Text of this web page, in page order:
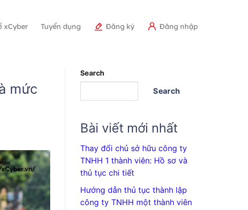
xCyber Tuyển dụng Đăng ký Đăng nhập
mức
Search
Search
Bài viết mới nhất
Thay đổi chủ sở hữu công ty
TNHH 1 thành viên: Hồ sơ và
thủ tục chi tiết
Hướng dẫn thủ tục thành lập
công ty TNHH một thành viên